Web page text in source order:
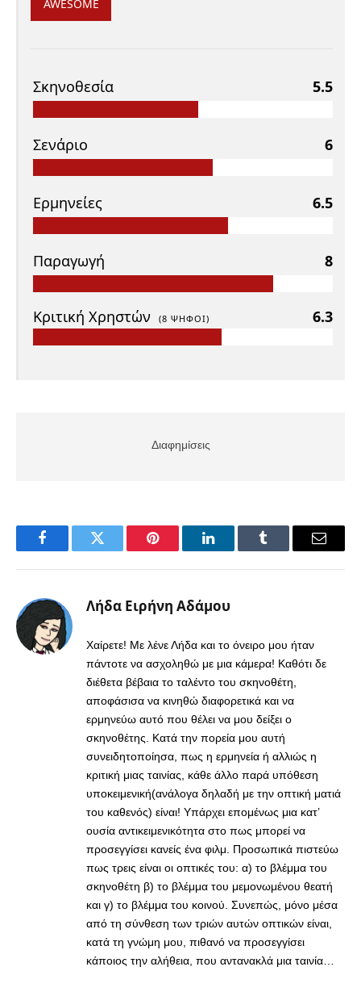
AWESOME
Σκηνοθεσία 5.5
Σενάριο 6
Ερμηνείες 6.5
Παραγωγή 8
Κριτική Χρηστών (8 ΨΉΦΟΙ) 6.3
Διαφημίσεις
FacebookTwitter Pinterest LinkedInTumblr Email
Λήδα Ειρήνη Αδάμου
Χαίρετε! Με λένε Λήδα και το όνειρο μου ήταν
πάντοτε να ασχοληθώ με μια κάμερα! Καθότι δε
διέθετα βέβαια το ταλέντο του σκηνοθέτη,
αποφάσισα να κινηθώ διαφορετικά και να
ερμηνεύω αυτό που θέλει να μου δείξει ο
σκηνοθέτης. Κατά την πορεία μου αυτή
συνειδητοποίησα, πως η ερμηνεία ή αλλιώς η
κριτική μιας ταινίας, κάθε άλλο παρά υπόθεση
υποκειμενική(ανάλογα δηλαδή με την οπτική ματιά
του καθενός) είναι! Υπάρχει επομένως μια κατ’
ουσία αντικειμενικότητα στο πως μπορεί να
προσεγγίσει κανείς ένα φιλμ. Προσωπικά πιστεύω
πως τρεις είναι οι οπτικές του: α) το βλέμμα του
σκηνοθέτη β) το βλέμμα του μεμονωμένου θεατή
και γ) το βλέμμα του κοινού. Συνεπώς, μόνο μέσα
από τη σύνθεση των τριών αυτών οπτικών είναι,
κατά τη γνώμη μου, πιθανό να προσεγγίσει
κάποιος την αλήθεια, που αντανακλά μια ταινία…